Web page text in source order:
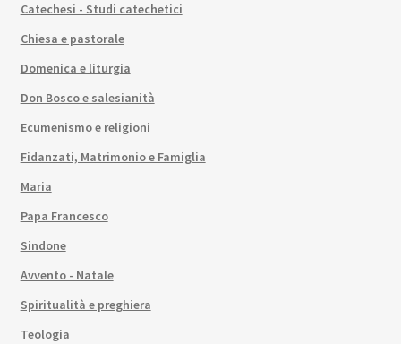
Catechesi - Studi catechetici
Chiesa e pastorale
Domenica e liturgia
Don Bosco e salesianità
Ecumenismo e religioni
Fidanzati, Matrimonio e Famiglia
Maria
Papa Francesco
Sindone
Avvento - Natale
Spiritualità e preghiera
Teologia